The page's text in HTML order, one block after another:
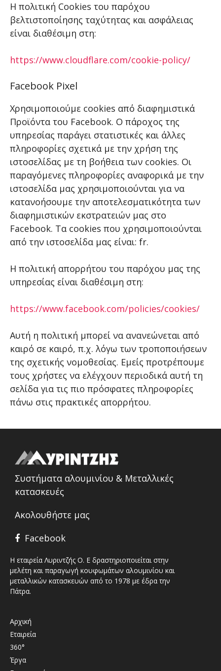
Η πολιτική Cookies του παρόχου
βελτιστοποίησης ταχύτητας και ασφάλειας
είναι διαθέσιμη στη:
https://www.cloudflare.com/cookie-policy/
Facebook Pixel
Χρησιμοποιούμε cookies από διαφημιστικά
Προϊόντα του Facebook. Ο πάροχος της
υπηρεσίας παράγει στατιστικές και άλλες
πληροφορίες σχετικά με την χρήση της
ιστοσελίδας με τη βοήθεια των cookies. Οι
παραγόμενες πληροφορίες αναφορικά με την
ιστοσελίδα μας χρησιμοποιούνται για να
κατανοήσουμε την αποτελεσματικότητα των
διαφημιστικών εκστρατειών μας στο
Facebook. Τα cookies που χρησιμοποιούνται
από την ιστοσελίδα μας είναι: fr.
Η πολιτική απορρήτου του παρόχου μας της
υπηρεσίας είναι διαθέσιμη στη:
https://www.facebook.com/policies/cookies/
Αυτή η πολιτική μπορεί να ανανεώνεται από
καιρό σε καιρό, π.χ. λόγω των τροποποιήσεων
της σχετικής νομοθεσίας. Εμείς προτρέπουμε
τους χρήστες να ελέγχουν περιοδικά αυτή τη
σελίδα για τις πιο πρόσφατες πληροφορίες
πάνω στις πρακτικές απορρήτου.
Συστήματα αλουμινίου & Μεταλλικές
κατασκευές
Ακολουθήστε μας
Facebook
Η εταιρεία Λυριντζής Ο. Ε δραστηριοποιείται στην
μελέτη και παραγωγή κουφωμάτων αλουμινίου και
μεταλλικών κατασκευών από το 1978 με έδρα την
Πάτρα.
Αρχική
Εταιρεία
360°
Έργα